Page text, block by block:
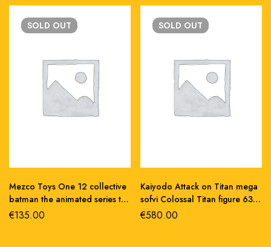
SOLD OUT
Mezco Toys One 12 collective
batman the animated series the
Joker action figure
€135.00
SOLD OUT
Kaiyodo Attack on Titan mega
sofvi Colossal Titan figure 63
cm pvc
€580.00